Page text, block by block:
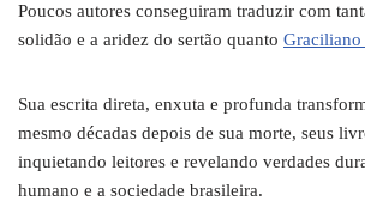
Poucos autores conseguiram traduzir com
solidão e a aridez do sertão quanto Graciliano
Sua escrita direta, enxuta e profunda
mesmo décadas depois de sua morte, seus
inquietando leitores e revelando verdades
humano e a sociedade brasileira.